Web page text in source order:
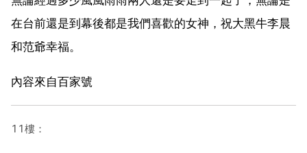
在台前還是到幕後都是我們喜歡的女神，祝大黑牛李晨
和范爺幸福。
內容來自百家號
11樓：